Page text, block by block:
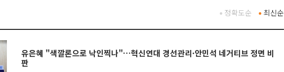
최신순
정확도순
유은혜 "색깔론으로 낙인찍나"…혁신연대 경선관리·안민석 네거티브 정면 비
판